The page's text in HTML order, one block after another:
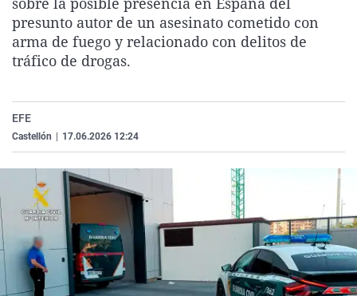
La rosa de los vientos
Gente viajera
Caso
Retornados
Extremadura
Galicia
Virales
Televisión
presunto autor de un asesinato cometido con
arma de fuego y relacionado con delitos de
tráfico de drogas.
EFE
Castellón 17.06.2026 12:24